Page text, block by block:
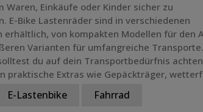
Waren, Einkäufe oder Kinder sicher zu
E-Bike Lastenräder sind in verschiedenen
erhältlich, von kompakten Modellen für den
Varianten für umfangreiche
du auf dein Transportbedürfnis
praktische Extras wie Gepäckträger,
E-Lastenbike Fahrrad